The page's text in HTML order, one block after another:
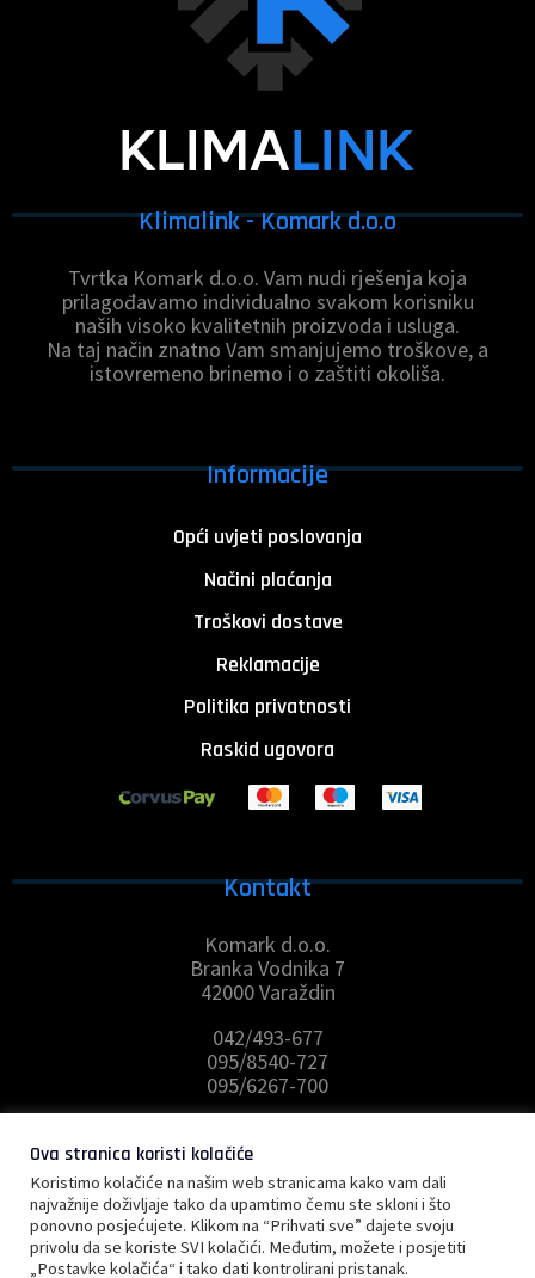
Klimalink - Komark d.o.o
Tvrtka Komark d.o.o. Vam nudi rješenja koja
prilagođavamo individualno svakom korisniku
naših visoko kvalitetnih proizvoda i usluga.
Na taj način znatno Vam smanjujemo troškove, a
istovremeno brinemo i o zaštiti okoliša.
Informacije
Opći uvjeti poslovanja
Načini plaćanja
Troškovi dostave
Reklamacije
Politika privatnosti
Raskid ugovora
Kontakt
Komark d.o.o.
Branka Vodnika 7
42000 Varaždin
042/493-677
095/8540-727
095/6267-700
PRATITE NAS NA DRUŠTVENIM MREŽAMA
Ova stranica koristi kolačiće
Koristimo kolačiće na našim web stranicama kako vam dali
najvažnije doživljaje tako da upamtimo čemu ste skloni i što
ponovno posjećujete. Klikom na “Prihvati sve” dajete svoju
privolu da se koriste SVI kolačići. Međutim, možete i posjetiti
„Postavke kolačića“ i tako dati kontrolirani pristanak.